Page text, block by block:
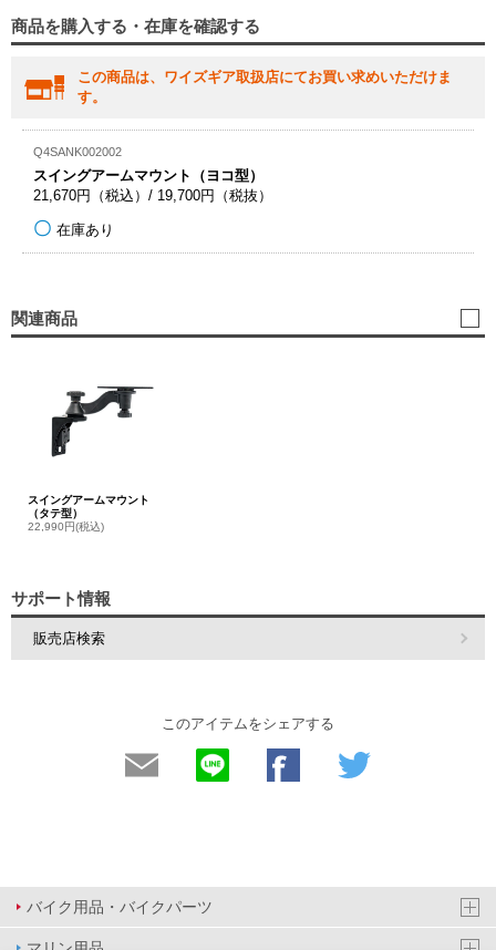
商品を購入する・在庫を確認する
この商品は、ワイズギア取扱店にてお買い求めいただけま
す。
Q4SANK002002
スイングアームマウント（ヨコ型）
21,670円（税込）/ 19,700円（税抜）
在庫あり
関連商品
スイングアームマウント
（タテ型）
22,990円(税込)
サポート情報
販売店検索
このアイテムをシェアする
バイク用品・バイクパーツ